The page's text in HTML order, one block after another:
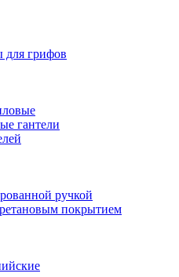
для грифов
гантели
ручкой
покрытием